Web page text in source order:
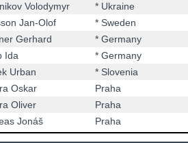
Volodymyr
* Ukraine
Jan-Olof
* Sweden
Gerhard
* Germany
Ida
* Germany
Urban
* Slovenia
Oskar
Praha
Oliver
Praha
Jonáš Praha